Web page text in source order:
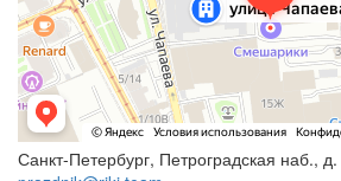
Санкт-Петербург, Петроградская наб.,